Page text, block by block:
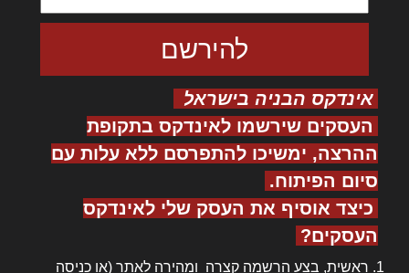
אינדקס הבניה בישראל
העסקים שירשמו לאינדקס בתקופת
ההרצה, ימשיכו להתפרסם ללא עלות עם
סיום הפיתוח.
כיצד אוסיף את העסק שלי לאינדקס
העסקים?
ראשית, בצע הרשמה קצרה ומהירה לאתר (או כניסה